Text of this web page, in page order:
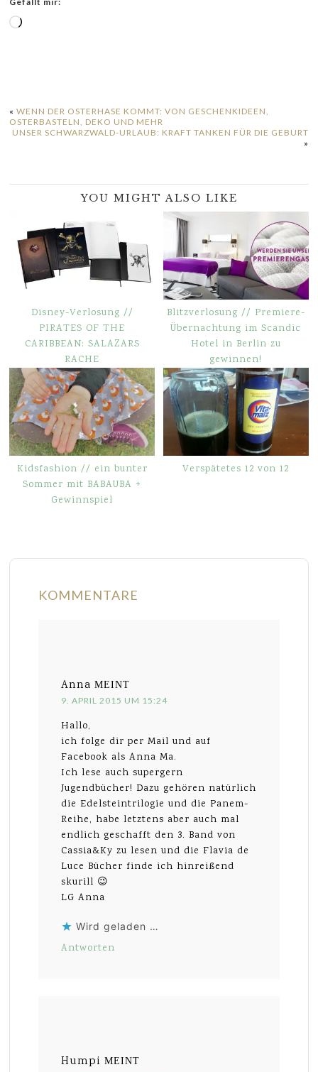
Wird
«WENN DER OSTERHASE KOMMT: VON GESCHENKIDEEN,
OSTERBASTELN, DEKO UND MEHR
UNSER SCHWARZWALD-URLAUB: KRAFT TANKEN FÜR DIE GEBURT
»
YOU MIGHT ALSO LIKE
Disney-Verlosung //
PIRATES OF THE
CARIBBEAN: SALAZARS
RACHE
Blitzverlosung // Premiere-
Übernachtung im Scandic
Hotel in Berlin zu
gewinnen!
Kidsfashion // ein bunter
Sommer mit BABAUBA +
Gewinnspiel
Verspätetes 12 von 12
KOMMENTARE
Anna MEINT
9. APRIL 2015 UM 15:24
Hallo,
ich folge dir per Mail und auf
Facebook als Anna Ma.
Ich lese auch supergern
Jugendbücher! Dazu gehören natürlich
die Edelsteintrilogie und die Panem-
Reihe, habe letztens aber auch mal
endlich geschafft den 3. Band von
Cassia&Ky zu lesen und die Flavia de
Luce Bücher finde ich hinreißend
skurill 😉
LG Anna
Wird geladen …
Antworten
Humpi MEINT